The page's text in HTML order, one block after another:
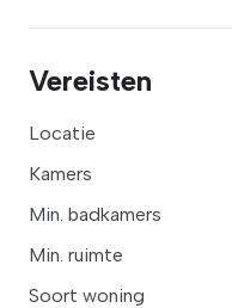
Vereisten
Locatie
Kamers
Min. badkamers
Min. ruimte
Soort woning